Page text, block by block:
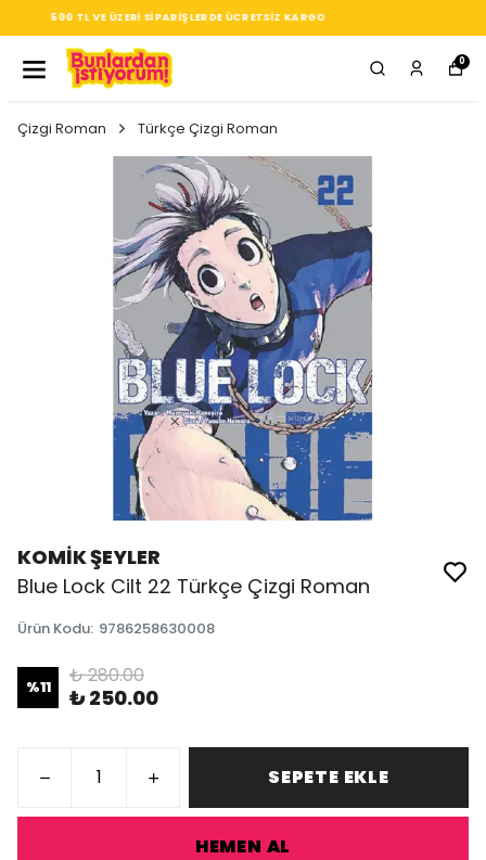
SEÇTIĞIN HER ÜRÜN, TARZINA DAIR KÜÇÜK BIR IMZA
0
Çizgi Roman Türkçe Çizgi Roman
KOMİK ŞEYLER
Blue Lock Cilt 22 Türkçe Çizgi Roman
Ürün Kodu: 9786258630008
%11 ₺ 280.00
₺ 250.00
SEPETE EKLE
HEMEN AL